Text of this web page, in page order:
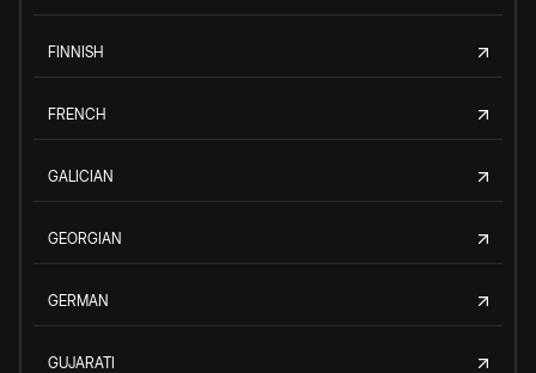
FINNISH
FRENCH
GALICIAN
GEORGIAN
GERMAN
GUJARATI